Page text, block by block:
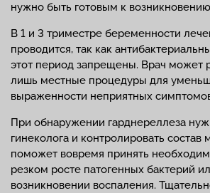
нужно быть готовым к
В 1 и 3 триместре беременности
проводится, так как
этот период запрещены. Врач может
лишь местные процедуры для
выраженности неприятных
При обнаружении гарднереллеза
гинеколога и контролировать
поможет вовремя принять
резком росте патогенных бактерий
возникновении воспаления.